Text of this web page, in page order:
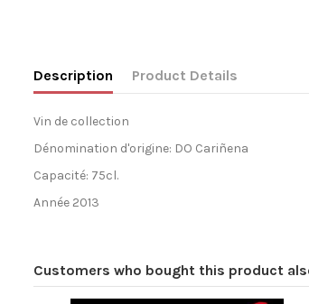
Description Product Details
Vin de collection
Dénomination d'origine: DO Cariñena
Capacité: 75cl.
Année 2013
Customers who bought this product